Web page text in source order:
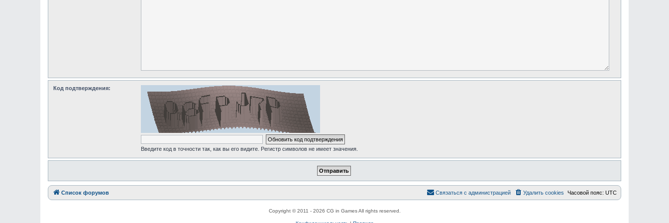
Код подтверждения:
Введите код в точности так, как вы его видите. Регистр символов не имеет значения.
Список форумов Часовой пояс: UTC
Удалить cookies
Связаться с администрацией
Copyright © 2011 - 2026 CG in Games All rights reserved.